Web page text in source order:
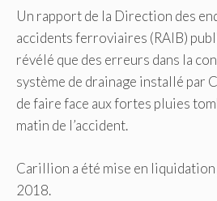
Un rapport de la Direction des
accidents ferroviaires (RAIB)
révélé que des erreurs dans la
système de drainage installé par
de faire face aux fortes pluies
matin de l’accident.
Carillion a été mise en
2018.